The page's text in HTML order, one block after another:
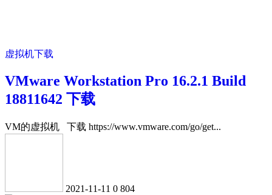
虚拟机下载
VMware Workstation Pro 16.2.1 Build
18811642 下载
VM的虚拟机 下载 https://www.vmware.com/go/get...
2021-11-11 0 804